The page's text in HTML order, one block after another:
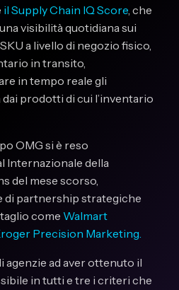
il Supply Chain IQ Score, che
visibilità quotidiana sui
a livello di negozio fisico,
in transito,
in tempo reale gli
prodotti di cui l’inventario
OMG si è reso
Internazionale della
del mese scorso,
di partnership strategiche
come Walmart
Precision Marketing.
agenzie ad aver ottenuto il
in tutti e tre i criteri che